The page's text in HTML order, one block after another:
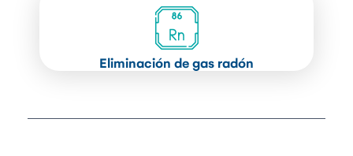
Eliminación de gas radón